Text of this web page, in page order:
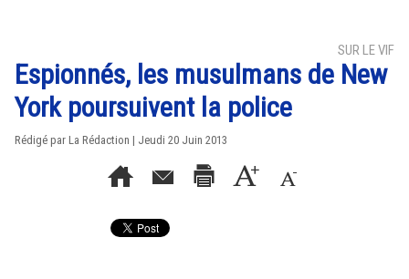
SUR LE VIF
Espionnés, les musulmans de New
York poursuivent la police
Rédigé par La Rédaction | Jeudi 20 Juin 2013